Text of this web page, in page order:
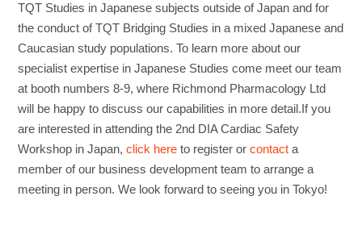
TQT Studies in Japanese subjects outside of Japan and for
the conduct of TQT Bridging Studies in a mixed Japanese and
Caucasian study populations. To learn more about our
specialist expertise in Japanese Studies come meet our team
at booth numbers 8-9, where Richmond Pharmacology Ltd
will be happy to discuss our capabilities in more detail.If you
are interested in attending the 2nd DIA Cardiac Safety
Workshop in Japan,click here to register orcontact a
member of our business development team to arrange a
meeting in person. We look forward to seeing you in Tokyo!